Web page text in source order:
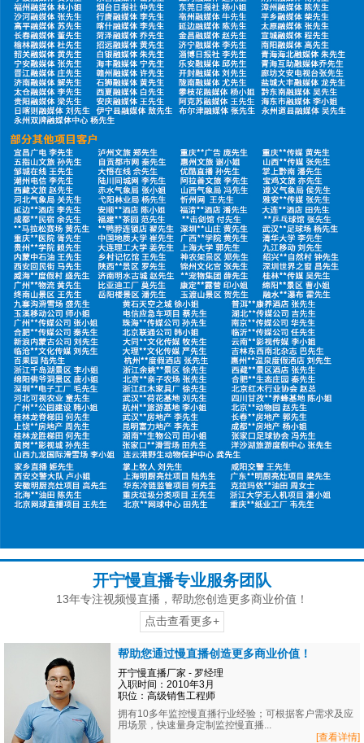
开宁慢直播专业服务团队
13年专注视频慢直播，帮助您创造更多商业价值！
点击查看更多+
帮助您通过慢直播创造更多商业价值！
开宁慢直播厂家 - 罗经理
入职时间：2010年3月
职位：高级销售工程师
拥有10多年监控慢直播行业经验；可根据客户需求及应
用场景，快速量身定制监控慢直播...
[查看详情]